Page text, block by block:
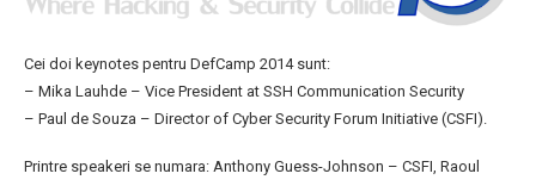
Cei doi keynotes pentru DefCamp 2014 sunt:
– Mika Lauhde – Vice President at SSH Communication Security
– Paul de Souza – Director of Cyber Security Forum Initiative (CSFI).
Printre speakeri se numara: Anthony Guess-Johnson – CSFI, Raoul